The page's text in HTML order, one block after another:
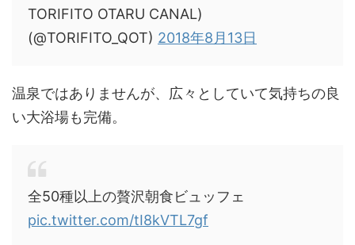
TORIFITO OTARU CANAL)
(@TORIFITO_QOT) 2018年8月13日
温泉ではありませんが、広々としていて気持ちの良
い大浴場も完備。
全50種以上の贅沢朝食ビュッフェ
pic.twitter.com/tI8kVTL7gf